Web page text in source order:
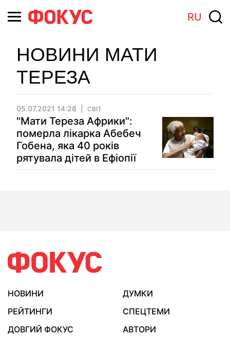
RU
НОВИНИ МАТИ
ТЕРЕЗА
05.07.2021 14:28 СВІТ
"Мати Тереза Африки":
померла лікарка Абебеч
Гобена, яка 40 років
рятувала дітей в Ефіопії
НОВИНИ
ДУМКИ
РЕЙТИНГИ
СПЕЦТЕМИ
ДОВГИЙ ФОКУС
АВТОРИ